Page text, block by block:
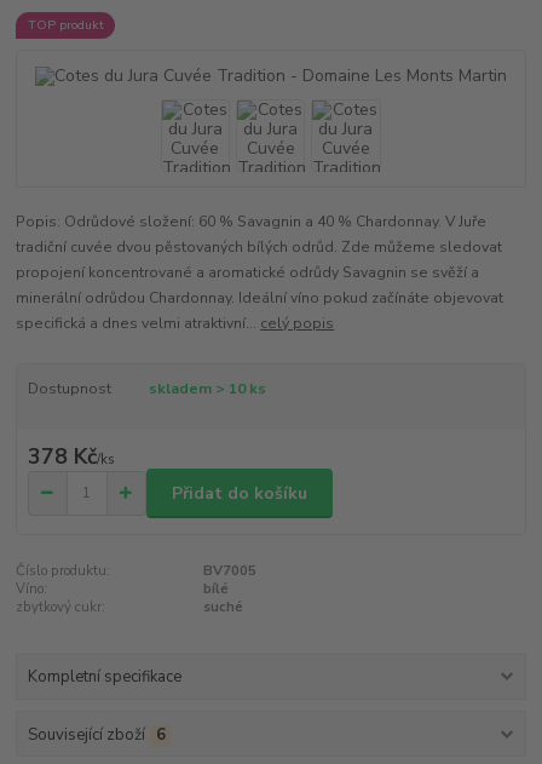
TOP produkt
Popis: Odrůdové složení: 60 % Savagnin a 40 % Chardonnay. V Juře
tradiční cuvée dvou pěstovaných bílých odrůd. Zde můžeme sledovat
propojení koncentrované a aromatické odrůdy Savagnin se svěží a
minerální odrůdou Chardonnay. Ideální víno pokud začínáte objevovat
specifická a dnes velmi atraktivní... celý popis
Dostupnost skladem > 10 ks
378 Kč/ks
Přidat do košíku
Číslo produktu:
BV7005
Víno:
bílé
zbytkový cukr:
suché
Kompletní specifikace
Související zboží 6